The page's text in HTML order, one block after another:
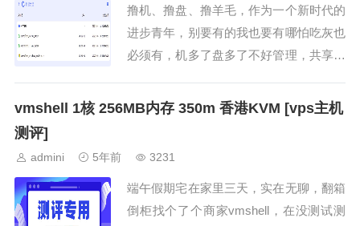
撸机、撸盘、撸羊毛，作为一个新时代的
进步青年，别要有的我也要有哪怕吃灰也
必须有，机多了盘多了不好管理，共享文
vmshell 1核 256MB内存 350m 香港KVM [vps主机
测评]
admini 5年前 3231
端午假期宅在家里三天，实在无聊，翻箱
倒柜找个了个商家vmshell，在没测试测